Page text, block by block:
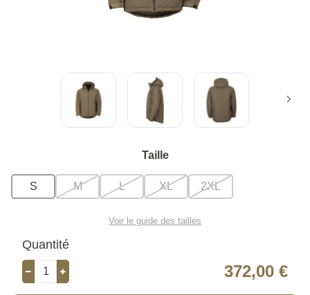
Taille
S M L XL 2XL
Voir le guide des tailles
Quantité
372,00 €